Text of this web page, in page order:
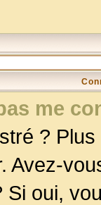
me
?
Avez-
oui,